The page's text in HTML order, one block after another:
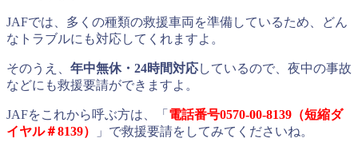
JAFでは、多くの種類の救援車両を準備しているため、どん
なトラブルにも対応してくれますよ。
そのうえ、 年中無休・24時間対応しているので、夜中の事故
などにも救援要請ができますよ。
JAFをこれから呼ぶ方は、「 電話番号0570-00-8139（短縮ダ
イヤル＃8139）
」で救援要請をしてみてくださいね。